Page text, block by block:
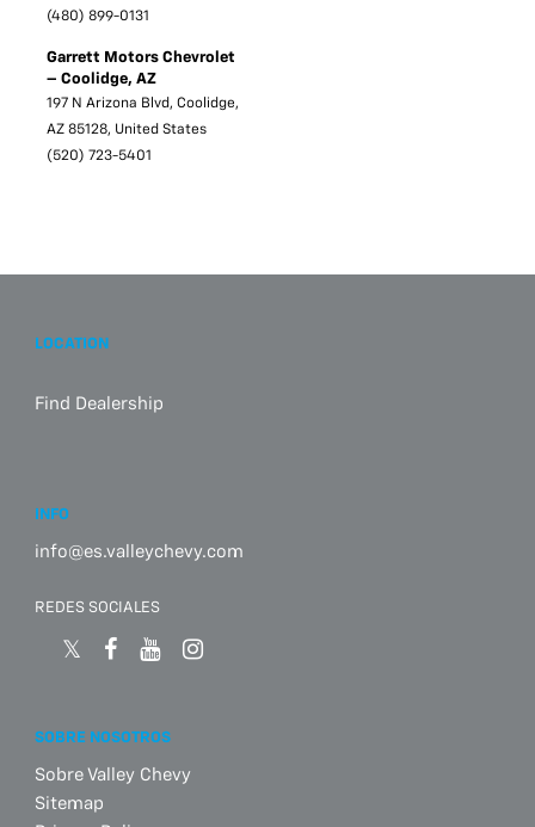
(480) 899-0131
Garrett Motors Chevrolet
– Coolidge, AZ
197 N Arizona Blvd, Coolidge,
AZ 85128, United States
(520) 723-5401
LOCATION
Find Dealership
INFO
info@es.valleychevy.com
REDES SOCIALES
SOBRE NOSOTROS
Sobre Valley Chevy
Sitemap